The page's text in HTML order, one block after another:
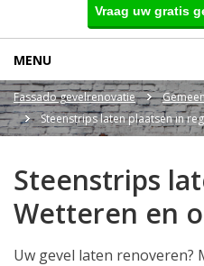
Vraag uw gratis
MENU
Fassado gevelrenovatie
Steenstrips laten plaatsen in
Steenstrips
Wetteren en
Uw gevel laten renoveren?